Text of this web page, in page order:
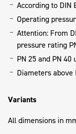
According to DIN
Operating
Attention: From
pressure rating
PN 25 and PN 40
Diameters above
Variants
All dimensions in